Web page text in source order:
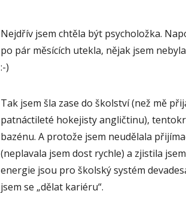
Nejdřív jsem chtěla být psycholožka.
po pár měsících utekla, nějak jsem
:-)
Tak jsem šla zase do školství (než mě
patnáctileté hokejisty angličtinu),
bazénu. A protože jsem neudělala
(neplavala jsem dost rychle) a zjistila
energie jsou pro školský systém
jsem se „dělat kariéru“.